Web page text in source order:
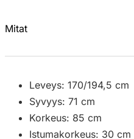
Mitat
Leveys: 170/194,5 cm
Syvyys: 71 cm
Korkeus: 85 cm
Istumakorkeus: 30 cm